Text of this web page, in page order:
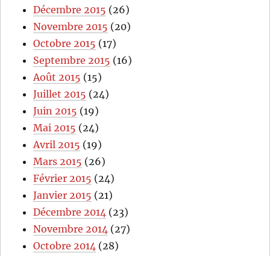
Décembre 2015 (26)
Novembre 2015 (20)
Octobre 2015 (17)
Septembre 2015 (16)
Août 2015 (15)
Juillet 2015 (24)
Juin 2015 (19)
Mai 2015 (24)
Avril 2015 (19)
Mars 2015 (26)
Février 2015 (24)
Janvier 2015 (21)
Décembre 2014 (23)
Novembre 2014 (27)
Octobre 2014 (28)